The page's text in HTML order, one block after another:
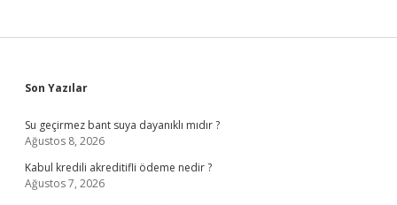
Sidebar
Son Yazılar
Su geçirmez bant suya dayanıklı mıdır ?
Ağustos 8, 2026
Kabul kredili akreditifli ödeme nedir ?
Ağustos 7, 2026